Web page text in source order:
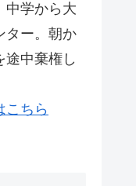
中学から大
ター。朝か
途中棄権し
こちら